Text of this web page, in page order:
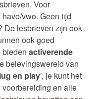
Voor
vwo. Geen tijd
De lesbrieven zijn ook
ook goed
bieden activerende
belevingswereld van
en play’, je kunt het
en alle